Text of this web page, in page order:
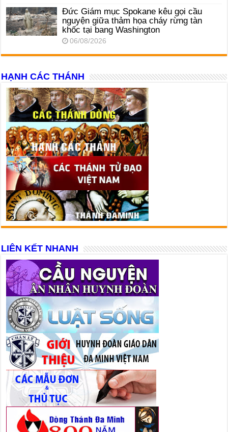
Đức Giám mục Spokane kêu gọi cầu
nguyện giữa thảm họa cháy rừng tàn
khốc tại bang Washington
06/08/2026
HẠNH CÁC THÁNH
LIÊN KẾT NHANH